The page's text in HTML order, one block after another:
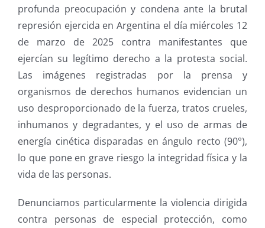
profunda preocupación y condena ante la brutal
represión ejercida en Argentina el día miércoles 12
de marzo de 2025 contra manifestantes que
ejercían su legítimo derecho a la protesta social.
Las imágenes registradas por la prensa y
organismos de derechos humanos evidencian un
uso desproporcionado de la fuerza, tratos crueles,
inhumanos y degradantes, y el uso de armas de
energía cinética disparadas en ángulo recto (90°),
lo que pone en grave riesgo la integridad física y la
vida de las personas.
Denunciamos particularmente la violencia dirigida
contra personas de especial protección, como